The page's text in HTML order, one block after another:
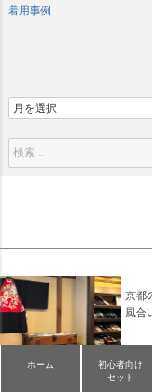
着用事例
京都
風合
ホーム
初心者向け
セット